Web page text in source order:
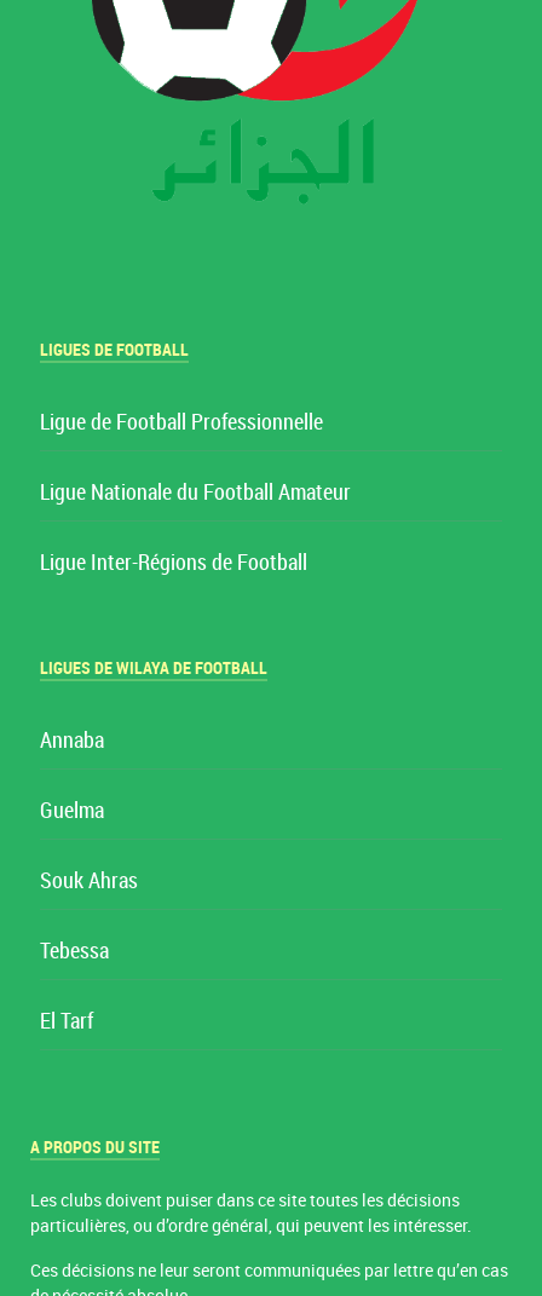
LIGUES DE FOOTBALL
Ligue de Football Professionnelle
Ligue Nationale du Football Amateur
Ligue Inter-Régions de Football
LIGUES DE WILAYA DE FOOTBALL
Annaba
Guelma
Souk Ahras
Tebessa
El Tarf
A PROPOS DU SITE
Les clubs doivent puiser dans ce site toutes les décisions
particulières, ou d’ordre général, qui peuvent les intéresser.
Ces décisions ne leur seront communiquées par lettre qu’en cas